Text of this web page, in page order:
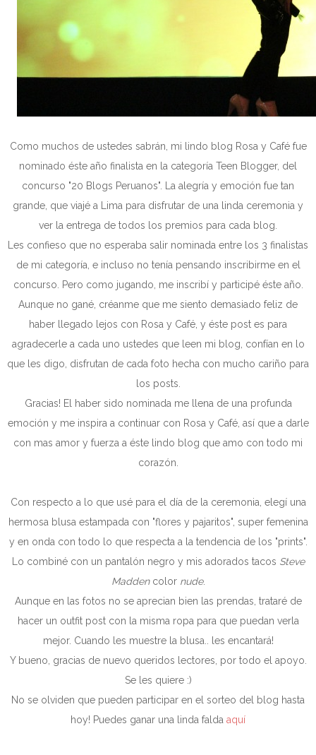
Como muchos de ustedes sabrán, mi lindo blog Rosa y Café fue
nominado éste año finalista en la categoría Teen Blogger, del
concurso "20 Blogs Peruanos". La alegría y emoción fue tan
grande, que viajé a Lima para disfrutar de una linda ceremonia y
ver la entrega de todos los premios para cada blog.
Les confieso que no esperaba salir nominada entre los 3 finalistas
de mi categoría, e incluso no tenía pensando inscribirme en el
concurso. Pero como jugando, me inscribí y participé éste año.
Aunque no gané, créanme que me siento demasiado feliz de
haber llegado lejos con Rosa y Café, y éste post es para
agradecerle a cada uno ustedes que leen mi blog, confían en lo
que les digo, disfrutan de cada foto hecha con mucho cariño para
los posts.
Gracias! El haber sido nominada me llena de una profunda
emoción y me inspira a continuar con Rosa y Café, así que a darle
con mas amor y fuerza a éste lindo blog que amo con todo mi
corazón.
Con respecto a lo que usé para el día de la ceremonia, elegí una
hermosa blusa estampada con "flores y pajaritos", super femenina
y en onda con todo lo que respecta a la tendencia de los "prints".
Lo combiné con un pantalón negro y mis adorados tacos Steve
Maddencolor nude.
Aunque en las fotos no se aprecian bien las prendas, trataré de
hacer un outfit post con la misma ropa para que puedan verla
mejor. Cuando les muestre la blusa.. les encantará!
Y bueno, gracias de nuevo queridos lectores, por todo el apoyo.
Se les quiere :)
No se olviden que pueden participar en el sorteo del blog hasta
hoy! Puedes ganar una linda falda aquí